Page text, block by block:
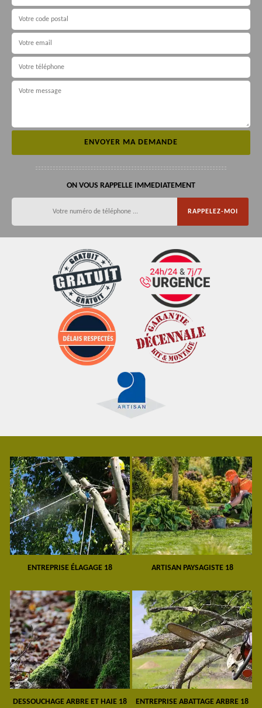
ON VOUS RAPPELLE IMMEDIATEMENT
ENTREPRISE ÉLAGAGE 18 ARTISAN PAYSAGISTE 18
DESSOUCHAGE ARBRE ET HAIE 18 ENTREPRISE ABATTAGE ARBRE 18